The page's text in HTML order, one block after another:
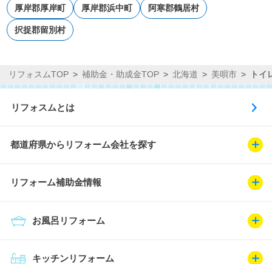
厚岸郡厚岸町 厚岸郡浜中町 阿寒郡鶴居村
択捉郡留別村
リフォスムTOP 補助金・助成金TOP 北海道 美唄市 トイ
リフォスムとは
都道府県からリフォーム会社を探す
リフォーム補助金情報
キッチンリフォーム
お風呂リフォーム